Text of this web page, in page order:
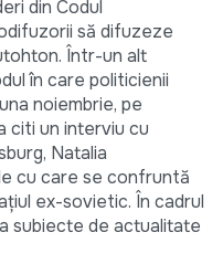
din Codul
să difuzeze
Într-un alt
în care politicienii
noiembrie, pe
citi un interviu cu
Natalia
cu care se confruntă
ex-sovietic. În cadrul
subiecte de actualitate